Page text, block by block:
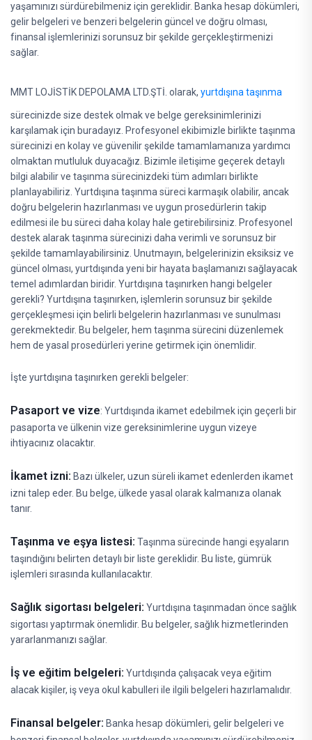
yaşamınızı sürdürebilmeniz için gereklidir. Banka hesap dökümleri,
gelir belgeleri ve benzeri belgelerin güncel ve doğru olması,
finansal işlemlerinizi sorunsuz bir şekilde gerçekleştirmenizi
sağlar.
MMT LOJİSTİK DEPOLAMA LTD.ŞTİ. olarak, yurtdışına taşınma
sürecinizde size destek olmak ve belge gereksinimlerinizi
karşılamak için buradayız. Profesyonel ekibimizle birlikte taşınma
sürecinizi en kolay ve güvenilir şekilde tamamlamanıza yardımcı
olmaktan mutluluk duyacağız. Bizimle iletişime geçerek detaylı
bilgi alabilir ve taşınma sürecinizdeki tüm adımları birlikte
planlayabiliriz. Yurtdışına taşınma süreci karmaşık olabilir, ancak
doğru belgelerin hazırlanması ve uygun prosedürlerin takip
edilmesi ile bu süreci daha kolay hale getirebilirsiniz. Profesyonel
destek alarak taşınma sürecinizi daha verimli ve sorunsuz bir
şekilde tamamlayabilirsiniz. Unutmayın, belgelerinizin eksiksiz ve
güncel olması, yurtdışında yeni bir hayata başlamanızı sağlayacak
temel adımlardan biridir. Yurtdışına taşınırken hangi belgeler
gerekli? Yurtdışına taşınırken, işlemlerin sorunsuz bir şekilde
gerçekleşmesi için belirli belgelerin hazırlanması ve sunulması
gerekmektedir. Bu belgeler, hem taşınma sürecini düzenlemek
hem de yasal prosedürleri yerine getirmek için önemlidir.
İşte yurtdışına taşınırken gerekli belgeler:
Pasaport ve vize: Yurtdışında ikamet edebilmek için geçerli bir
pasaporta ve ülkenin vize gereksinimlerine uygun vizeye
ihtiyacınız olacaktır.
İkamet izni: Bazı ülkeler, uzun süreli ikamet edenlerden ikamet
izni talep eder. Bu belge, ülkede yasal olarak kalmanıza olanak
tanır.
Taşınma ve eşya listesi: Taşınma sürecinde hangi eşyaların
taşındığını belirten detaylı bir liste gereklidir. Bu liste, gümrük
işlemleri sırasında kullanılacaktır.
Sağlık sigortası belgeleri: Yurtdışına taşınmadan önce sağlık
sigortası yaptırmak önemlidir. Bu belgeler, sağlık hizmetlerinden
yararlanmanızı sağlar.
İş ve eğitim belgeleri: Yurtdışında çalışacak veya eğitim
alacak kişiler, iş veya okul kabulleri ile ilgili belgeleri hazırlamalıdır.
Finansal belgeler: Banka hesap dökümleri, gelir belgeleri ve